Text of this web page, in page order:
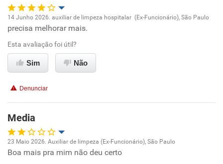
Recomenda esta empresa
Recomenda a diretoria
Oportunidade de promoção
Ambiente de trabalho
Benefícios
Recomenda esta empresa
Recomenda a diretoria
14 Junho 2026. auxiliar de limpeza hospitalar (Ex-Funcionário), São Paulo
precisa melhorar mais.
Esta avaliação foi útil?
Sim Não
Denunciar
Media
Oportunidade de promoção
23 Maio 2026. Auxiliar de limpeza (Ex-Funcionário), São Paulo
Boa mais pra mim não deu certo